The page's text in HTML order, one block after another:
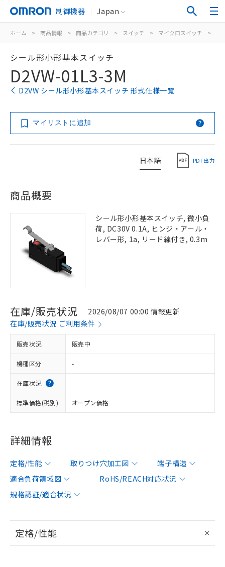
制御機器 Japan
ホーム > 商品情報 > 商品カテゴリ > スイッチ > マイクロスイッチ >
シール形小形基本スイッチ
D2VW-01L3-3M
D2VW シール形小形基本スイッチ 形式仕様一覧
マイリストに追加
日本語 PDF出力
商品概要
シール形小形基本スイッチ, 微小負
荷, DC30V 0.1A, ヒンジ・アール・
レバー形, 1a, リード線付き, 0.3m
在庫/販売状況
2026/08/07 00:00 情報更新
在庫/販売状況 ご利用条件
販売状況 販売中
機種区分 -
在庫状況
標準価格(税別) オープン価格
詳細情報
定格/性能 取りつけ穴加工図
端子構造
適合負荷領域図
RoHS/REACH対応状況
規格認証/適合状況
定格/性能